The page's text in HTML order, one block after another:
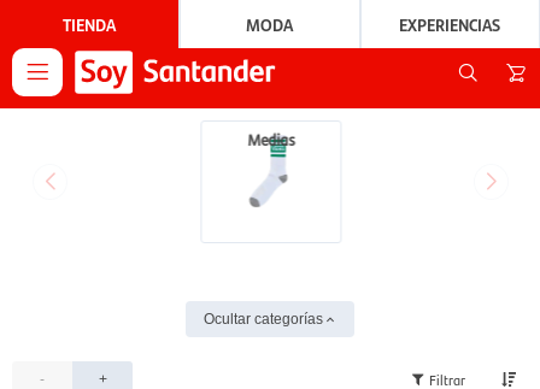
TIENDA MODA EXPERIENCIAS

Medias
Ocultar categorías
- +